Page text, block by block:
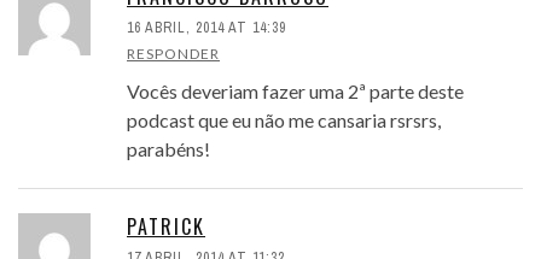
16 ABRIL, 2014 AT 14:39
RESPONDER
Vocês deveriam fazer uma 2ª parte deste
podcast que eu não me cansaria rsrsrs,
parabéns!
PATRICK